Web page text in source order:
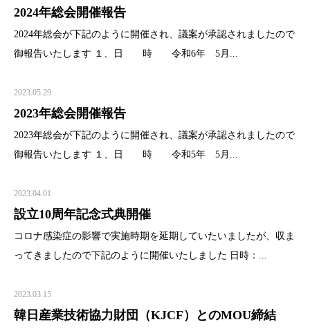
2024年総会開催報告
2024年総会が下記のように開催され、議案が承認されましたので
御報告いたします １、日 時 令和6年 5月...
2023.05.29
2023年総会開催報告
2023年総会が下記のように開催され、議案が承認されましたので
御報告いたします １、日 時 令和5年 5月...
2023.04.01
設立10周年記念式典開催
コロナ感染症の影響で実施時期を延期していたいましたが、収ま
ってきましたので下記のように開催いたしました 日時：...
2023.03.15
韓日産業技術協力財団（KJCF）とのMOU締結